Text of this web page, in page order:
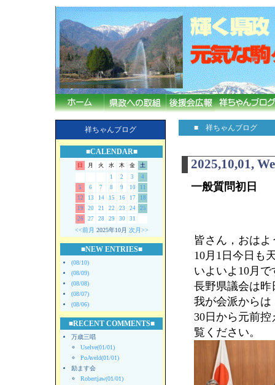
祥ちゃんブログ
■CALENDAR■
日 月 火 水 木 金
土
1
2 3
4
5
6 7 8 9 10
11
12
13 14 15 16 17
18
19
20 21 22 23 24
25
26
27 28 29 30 31
<<前月 2025年10月 次月>>
■NEW ENTRIES■
(08/10)
(08/09)
(08/08)
(08/07)
(08/06)
■RECENT COMMENTS■
万歳三唱
Uselve(01/01)
PoAveld(01/01)
励ます会
Robertjaw(01/01)
■ 祥ちゃんブログ
2025,10,01,
一般質問初日
皆さん，おは
10月1日今日も
いよいよ10月で
長野県議会は昨
我が会派から
30日から元前
覧ください。